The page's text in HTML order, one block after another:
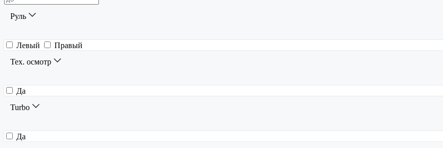
Руль
Левый
Правый
Тех. осмотр
Да
Turbo
Да